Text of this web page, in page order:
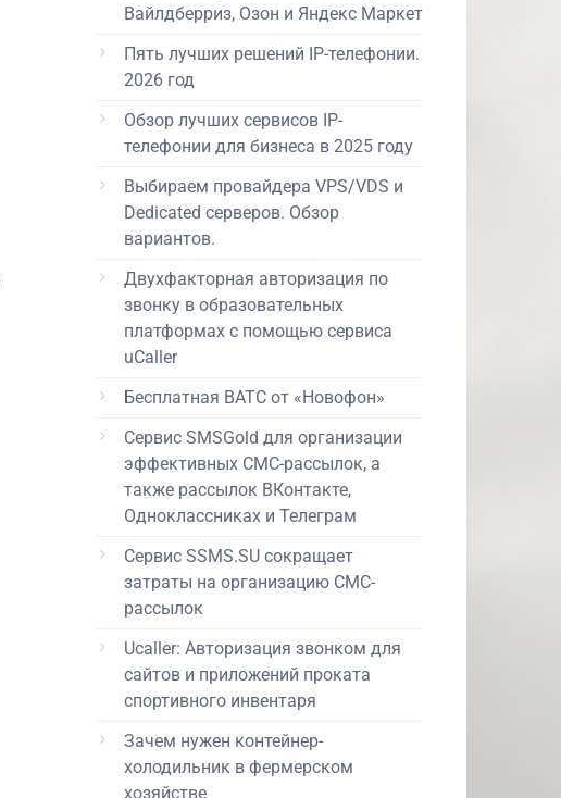
Вайлдберриз, Озон и Яндекс Маркет
Пять лучших решений IP-телефонии.
2026 год
Обзор лучших сервисов IP-
телефонии для бизнеса в 2025 году
Выбираем провайдера VPS/VDS и
Dedicated серверов. Обзор
вариантов.
Двухфакторная авторизация по
звонку в образовательных
платформах с помощью сервиса
uCaller
Бесплатная ВАТС от «Новофон»
Сервис SMSGold для организации
эффективных СМС-рассылок, а
также рассылок ВКонтакте,
Одноклассниках и Телеграм
Сервис SSMS.SU сокращает
затраты на организацию СМС-
рассылок
Ucaller: Авторизация звонком для
сайтов и приложений проката
спортивного инвентаря
Зачем нужен контейнер-
холодильник в фермерском
хозяйстве